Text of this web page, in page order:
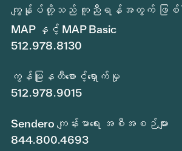
ကျွန်ုပ်တို့သည် ကူညီရန်အတွက် ဖြစ်
MAP နှင့် MAP Basic
512.978.8130
ကွန်မြူနတီစောင့်ရှောက်မှု
512.978.9015
Sendero ကျန်းမာရေး အစီအစဉ်များ
844.800.4693